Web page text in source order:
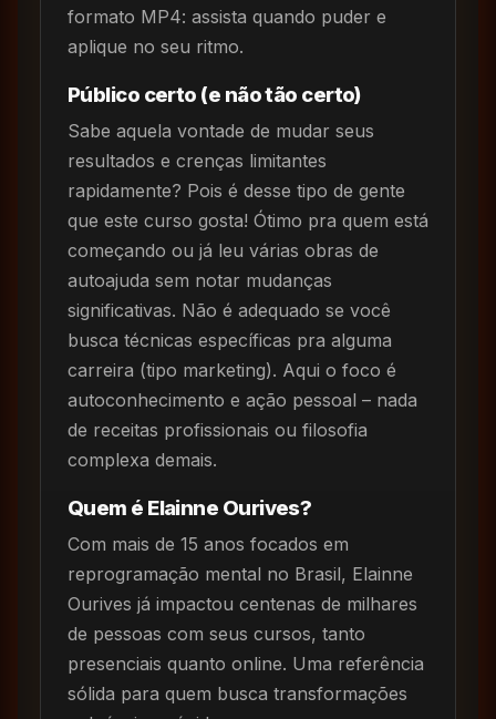
formato MP4: assista quando puder e
aplique no seu ritmo.
Público certo (e não tão certo)
Sabe aquela vontade de mudar seus
resultados e crenças limitantes
rapidamente? Pois é desse tipo de gente
que este curso gosta! Ótimo pra quem está
começando ou já leu várias obras de
autoajuda sem notar mudanças
significativas. Não é adequado se você
busca técnicas específicas pra alguma
carreira (tipo marketing). Aqui o foco é
autoconhecimento e ação pessoal – nada
de receitas profissionais ou filosofia
complexa demais.
Quem é Elainne Ourives?
Com mais de 15 anos focados em
reprogramação mental no Brasil, Elainne
Ourives já impactou centenas de milhares
de pessoas com seus cursos, tanto
presenciais quanto online. Uma referência
sólida para quem busca transformações